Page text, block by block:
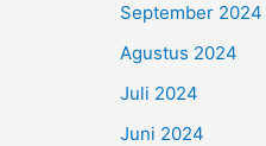
September 2024
Agustus 2024
Juli 2024
Juni 2024